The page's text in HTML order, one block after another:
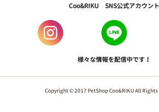
Coo&RIKU SNS公式アカウント
様々な情報を配信中です！
Copyright © 2017 PetShop Coo&RIKU All